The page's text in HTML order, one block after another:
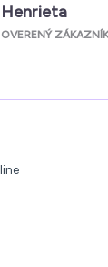
Henrieta
OVERENÝ ZÁKAZNÍK